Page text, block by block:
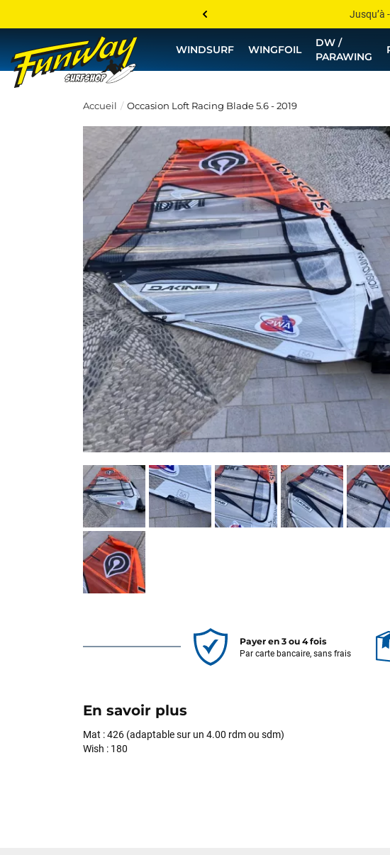
Jusqu’à
💰
Besoin
WINDSURF WINGFOIL
DW /
PARAWING
Accueil Occasion Loft Racing Blade 5.6 - 2019
Payer en 3 ou 4 fois
Par carte bancaire, sans frais
En savoir plus
Mat : 426 (adaptable sur un 4.00 rdm ou sdm)
Wish : 180